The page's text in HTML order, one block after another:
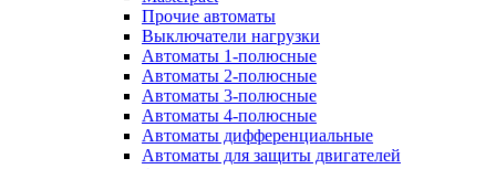
Прочие автоматы
Выключатели нагрузки
Автоматы 1-полюсные
Автоматы 2-полюсные
Автоматы 3-полюсные
Автоматы 4-полюсные
Автоматы дифференциальные
Автоматы для защиты двигателей